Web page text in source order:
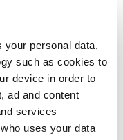
your personal data,
such as cookies to
device in order to
ad and content
services
uses your data
Deutsche